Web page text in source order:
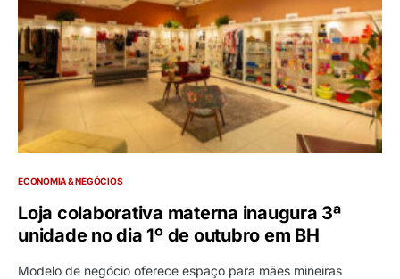
ECONOMIA & NEGÓCIOS
Loja colaborativa materna inaugura 3ª
unidade no dia 1º de outubro em BH
Modelo de negócio oferece espaço para mães mineiras